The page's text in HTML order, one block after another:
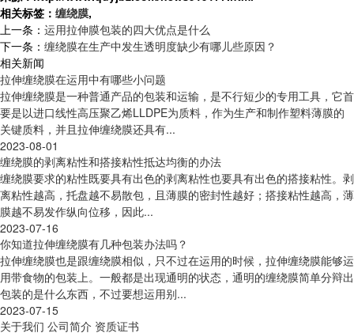
相关标签： 缠绕膜,
上一条： 运用拉伸膜包装的四大优点是什么
下一条： 缠绕膜在生产中发生透明度缺少有哪儿些原因？
相关新闻
拉伸缠绕膜在运用中有哪些小问题
拉伸缠绕膜是一种普通产品的包装和运输，是不行短少的专用工具，它首
要是以进口线性高压聚乙烯LLDPE为质料，作为生产和制作塑料薄膜的
关键质料，并且拉伸缠绕膜还具有...
2023-08-01
缠绕膜的剥离粘性和搭接粘性抵达均衡的办法
缠绕膜要求的粘性既要具有出色的剥离粘性也要具有出色的搭接粘性。剥
离粘性越高，托盘越不易散包，且薄膜的密封性越好；搭接粘性越高，薄
膜越不易发作纵向位移，因此...
2023-07-16
你知道拉伸缠绕膜有几种包装办法吗？
拉伸缠绕膜也是跟缠绕膜相似，只不过在运用的时候，拉伸缠绕膜能够运
用带食物的包装上。一般都是出现通明的状态，通明的缠绕膜简单分辩出
包装的是什么东西，不过要想运用别...
2023-07-15
关于我们 公司简介 资质证书